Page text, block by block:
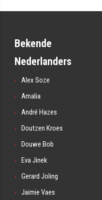
Bekende
Nederlanders
Alex Soze
Amalia
André Hazes
Doutzen Kroes
Douwe Bob
Eva Jinek
Gerard Joling
Jaimie Vaes